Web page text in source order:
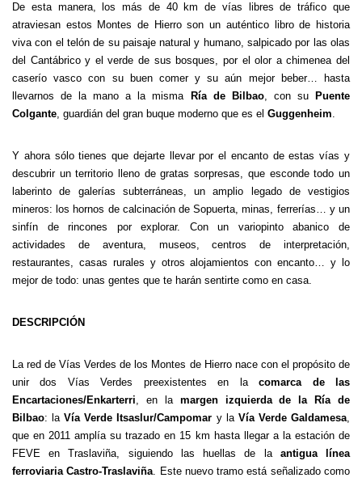
De esta manera, los más de 40 km de vías libres de tráfico que
atraviesan estos Montes de Hierro son un auténtico libro de historia
viva con el telón de su paisaje natural y humano, salpicado por las olas
del Cantábrico y el verde de sus bosques, por el olor a chimenea del
caserío vasco con su buen comer y su aún mejor beber… hasta
llevarnos de la mano a la misma
Ría de Bilbao, con su
Puente
Colgante, guardián del gran buque moderno que es el Guggenheim.
Y ahora sólo tienes que dejarte llevar por el encanto de estas vías y
descubrir un territorio lleno de gratas sorpresas, que esconde todo un
laberinto de galerías subterráneas, un amplio legado de vestigios
mineros: los hornos de calcinación de Sopuerta, minas, ferrerías… y un
sinfín de rincones por explorar. Con un variopinto abanico de
actividades de aventura, museos, centros de interpretación,
restaurantes, casas rurales y otros alojamientos con encanto… y lo
mejor de todo: unas gentes que te harán sentirte como en casa.
DESCRIPCIÓN
La red de Vías Verdes de los Montes de Hierro nace con el propósito de
unir dos Vías Verdes preexistentes en lacomarca de las
Encartaciones/Enkarterri, en la margen izquierda de la Ría de
Bilbao: laVía Verde Itsaslur/Campomar y la Vía Verde Galdamesa,
que en 2011 amplía su trazado en 15 km hasta llegar a la estación de
FEVE en Traslaviña, siguiendo las huellas de la antigua línea
ferroviaria Castro-Traslaviña. Este nuevo tramo está señalizado como